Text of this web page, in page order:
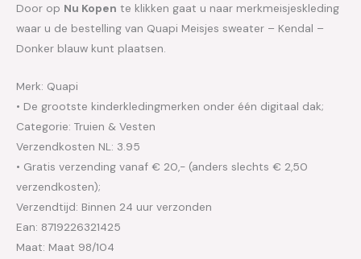
Door op Nu Kopen te klikken gaat u naar merkmeisjeskleding
waar u de bestelling van Quapi Meisjes sweater – Kendal –
Donker blauw kunt plaatsen.
Merk: Quapi
• De grootste kinderkledingmerken onder één digitaal dak;
Categorie: Truien & Vesten
Verzendkosten NL: 3.95
• Gratis verzending vanaf € 20,- (anders slechts € 2,50
verzendkosten);
Verzendtijd: Binnen 24 uur verzonden
Ean: 8719226321425
Maat: Maat 98/104